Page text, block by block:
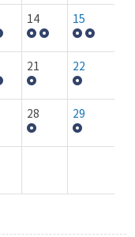
14 15
21 22
28 29